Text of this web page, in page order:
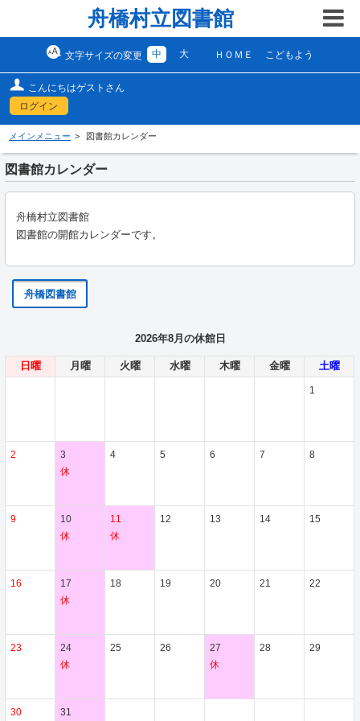
舟橋村立図書館
文字サイズの変更 中 大 ＨＯＭＥ こどもよう
こんにちはゲストさん
ログイン
メインメニュー 図書館カレンダー
図書館カレンダー
舟橋村立図書館
図書館の開館カレンダーです。
舟橋図書館
2026年8月の休館日
日曜 月曜 火曜 水曜 木曜 金曜 土曜
1
2
3
休
4 5 6 7 8
9
10
休
11
休
12 13 14 15
16
17
休
18 19 20 21 22
23
24
休
25 26
27
休
28 29
30 31